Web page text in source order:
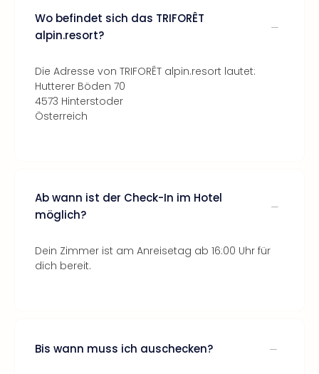
Wo befindet sich das TRIFORÊT
alpin.resort?
Die Adresse von TRIFORÊT alpin.resort lautet:
Hutterer Böden 70
4573 Hinterstoder
Österreich
Ab wann ist der Check-In im Hotel
möglich?
Dein Zimmer ist am Anreisetag ab 16:00 Uhr für
dich bereit.
Bis wann muss ich auschecken?